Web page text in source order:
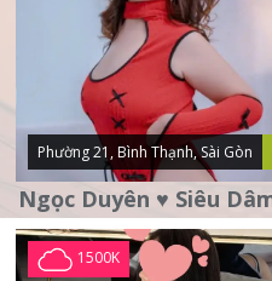
Phường 21, Bình Thạnh, Sài Gòn
1500K